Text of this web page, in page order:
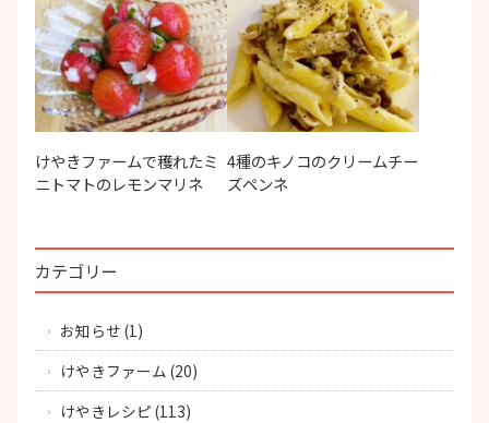
けやきファームで穫れたミ
ニトマトのレモンマリネ
4種のキノコのクリームチー
ズペンネ
カテゴリー
お知らせ (1)
けやきファーム (20)
けやきレシピ (113)